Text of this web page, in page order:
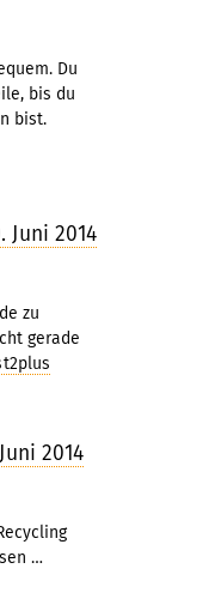
Du
bis du
bist.
Juni 2014
zu
gerade
2014
…